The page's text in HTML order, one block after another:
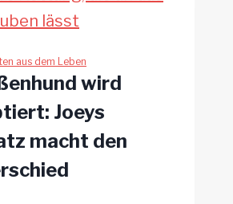
ins
Eddy,
der
singende
Hund,
der
aus dem Leben
wird
Joeys
macht den